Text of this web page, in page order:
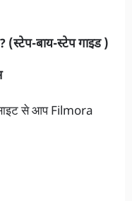
(स्टेप-बाय-स्टेप गाइड )
से आप Filmora